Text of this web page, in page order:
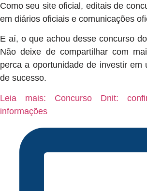
Como seu site oficial, editais de
em diários oficiais e comunicações
E aí, o que achou desse concurso
Não deixe de compartilhar com
perca a oportunidade de investir em
de sucesso.
Leia mais: Concurso Dnit:
informações